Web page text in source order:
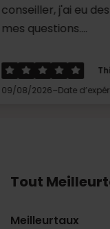
eu des
Thierry
Date d’expérience : 09/
Tout
Meilleurtaux